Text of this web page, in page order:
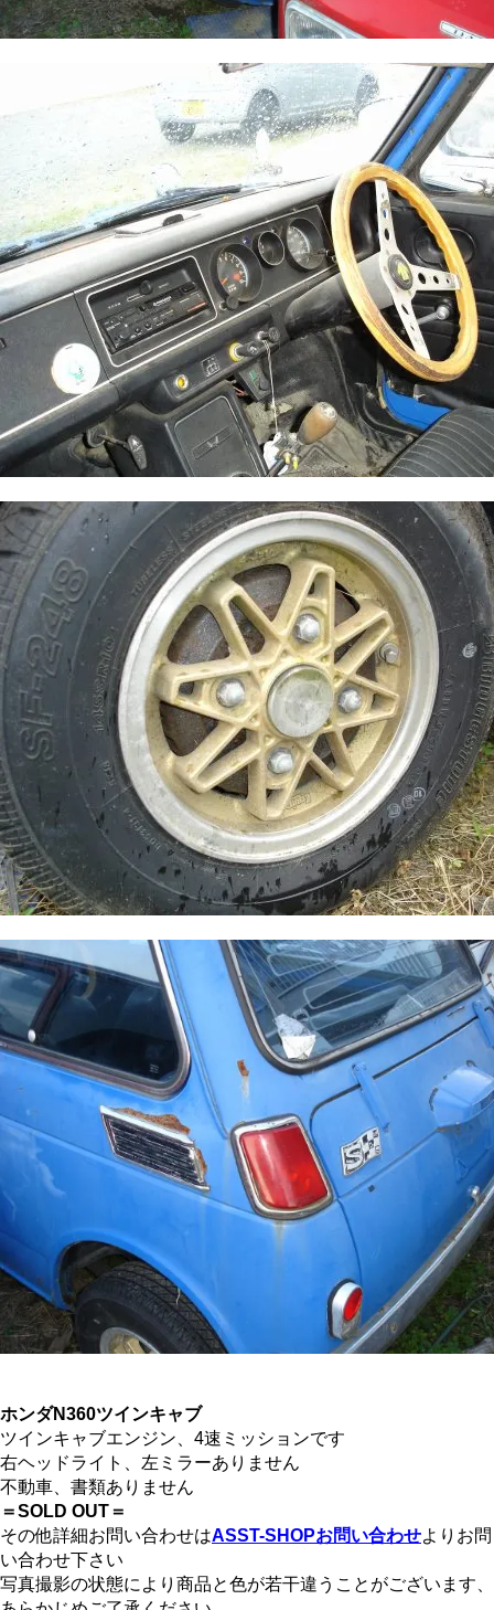
ホンダN360ツインキャブ
ツインキャブエンジン、4速ミッションです
右ヘッドライト、左ミラーありません
不動車、書類ありません
＝SOLD OUT＝
その他詳細お問い合わせはASST-SHOPお問い合わせよりお問
い合わせ下さい
写真撮影の状態により商品と色が若干違うことがございます、